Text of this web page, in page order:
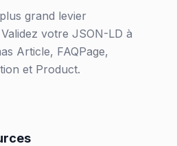
grand levier
votre JSON-LD à
Article, FAQPage,
et Product.